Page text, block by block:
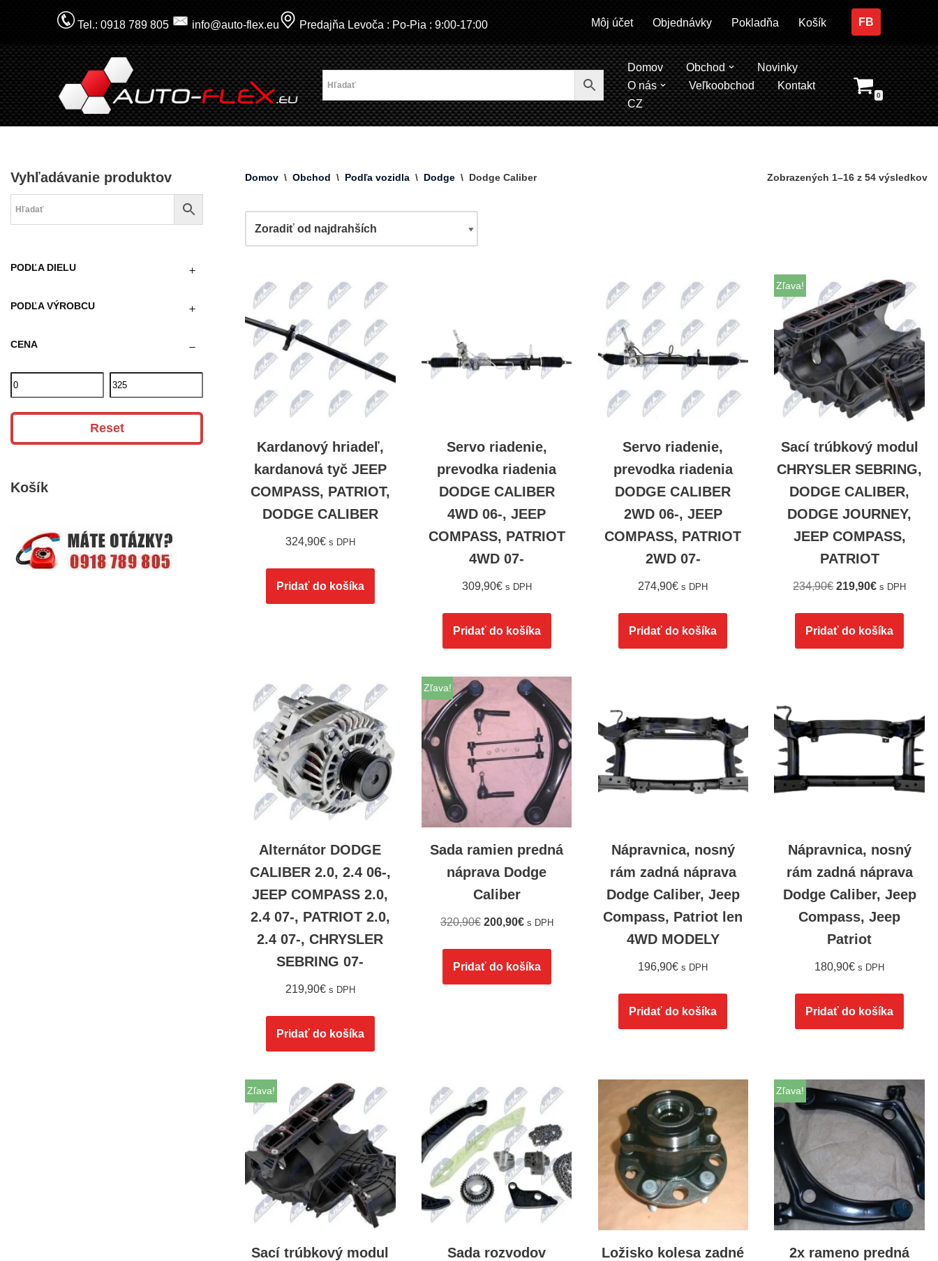
na
obsah
Tel.: 0918 789 805 info@auto-flex.eu Predajňa Levoča : Po-Pia : 9:00-17:00 Môj účet Objednávky Pokladňa Košík FB
Domov Obchod
Novinky
O nás
Veľkoobchod
Kontakt
CZ
0
Vyhľadávanie produktov
PODĽA DIELU
PODĽA VÝROBCU
CENA
Reset
Košík
Domov \ Obchod \ Podľa vozidla \ Dodge \ Dodge Caliber Zobrazených 1–16 z 54 výsledkov
Kardanový hriadeľ,
kardanová tyč JEEP
COMPASS, PATRIOT,
DODGE CALIBER
324,90€ s DPH
Pridať do košíka
Servo riadenie,
prevodka riadenia
DODGE CALIBER
4WD 06-, JEEP
COMPASS, PATRIOT
4WD 07-
309,90€ s DPH
Pridať do košíka
Servo riadenie,
prevodka riadenia
DODGE CALIBER
2WD 06-, JEEP
COMPASS, PATRIOT
2WD 07-
274,90€ s DPH
Pridať do košíka
Zľava!
Sací trúbkový modul
CHRYSLER SEBRING,
DODGE CALIBER,
DODGE JOURNEY,
JEEP COMPASS,
PATRIOT
234,90€ 219,90€ s DPH
Pridať do košíka
Alternátor DODGE
CALIBER 2.0, 2.4 06-,
JEEP COMPASS 2.0,
2.4 07-, PATRIOT 2.0,
2.4 07-, CHRYSLER
SEBRING 07-
219,90€ s DPH
Pridať do košíka
Zľava!
Sada ramien predná
náprava Dodge
Caliber
320,90€ 200,90€ s DPH
Pridať do košíka
Nápravnica, nosný
rám zadná náprava
Dodge Caliber, Jeep
Compass, Patriot len
4WD MODELY
196,90€ s DPH
Pridať do košíka
Nápravnica, nosný
rám zadná náprava
Dodge Caliber, Jeep
Compass, Jeep
Patriot
180,90€ s DPH
Pridať do košíka
Zľava!
Sací trúbkový modul
Sada rozvodov
Ložisko kolesa zadné
Zľava!
2x rameno predná